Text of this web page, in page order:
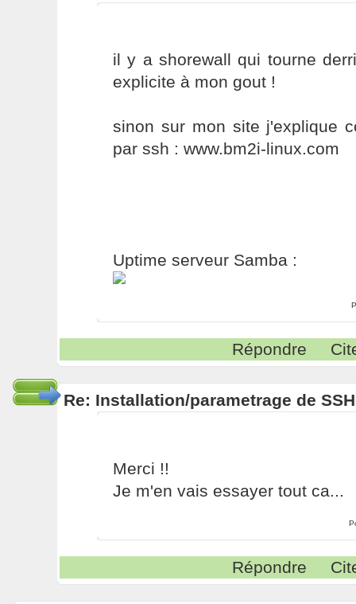
il y a shorewall qui tourne
explicite à mon gout !
sinon sur mon site j'explique
par ssh : www.bm2i-linux.com
Uptime serveur Samba :
Répondre
Re: Installation/parametrage de
Merci !!
Je m'en vais essayer tout ca...
Répondre